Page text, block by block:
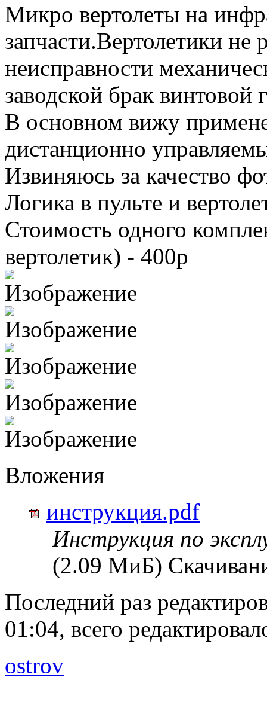
Микро вертолеты на
запчасти.Вертолетики не
неисправности
заводской брак винтовой
В основном вижу
дистанционно
Извиняюсь за качество
Логика в пульте и
Стоимость одного
вертолетик) - 400р
Вложения
инструкция.pdf
Инструкция по
(2.09 МиБ)
Последний раз
01:04, всего
ostrov